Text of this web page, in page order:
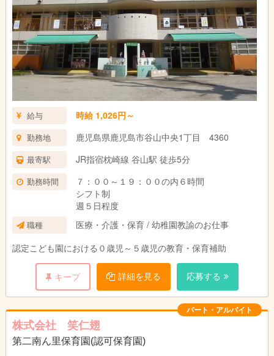
給与 時給 1,026円～
勤務地 鹿児島県鹿児島市谷山中央1丁目 4360
最寄駅 JR指宿枕崎線 谷山駅 徒歩5分
勤務時間
７：００～１９：００の内６時間
シフト制
週５日程度
職種
医療・介護・保育 / 幼稚園教諭のお仕事
認定こども園における０歳児～５歳児の教育・保育補助
キープ 詳細を見る 応募する
パート・アルバイト
株式会社 笑仁翅
第二南ん里保育園(認可保育園)